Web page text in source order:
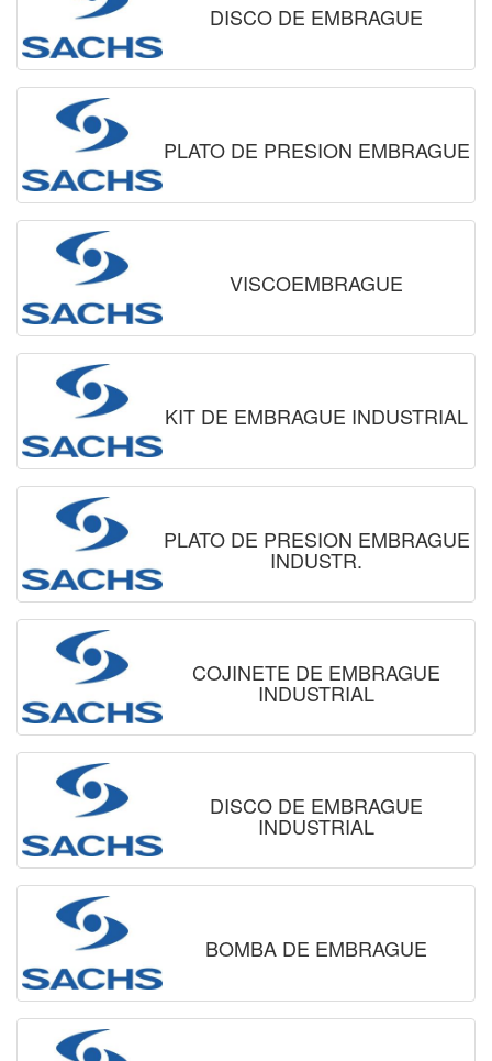
DISCO DE EMBRAGUE
PLATO DE PRESION EMBRAGUE
VISCOEMBRAGUE
KIT DE EMBRAGUE INDUSTRIAL
PLATO DE PRESION EMBRAGUE
INDUSTR.
COJINETE DE EMBRAGUE
INDUSTRIAL
DISCO DE EMBRAGUE
INDUSTRIAL
BOMBA DE EMBRAGUE